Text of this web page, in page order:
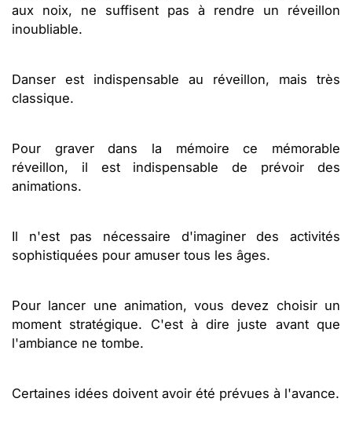
aux noix, ne suffisent pas à rendre un réveillon
inoubliable.
Danser est indispensable au réveillon, mais très
classique.
Pour graver dans la mémoire ce mémorable
réveillon, il est indispensable de prévoir des
animations.
Il n'est pas nécessaire d'imaginer des activités
sophistiquées pour amuser tous les âges.
Pour lancer une animation, vous devez choisir un
moment stratégique. C'est à dire juste avant que
l'ambiance ne tombe.
Certaines idées doivent avoir été prévues à l'avance.